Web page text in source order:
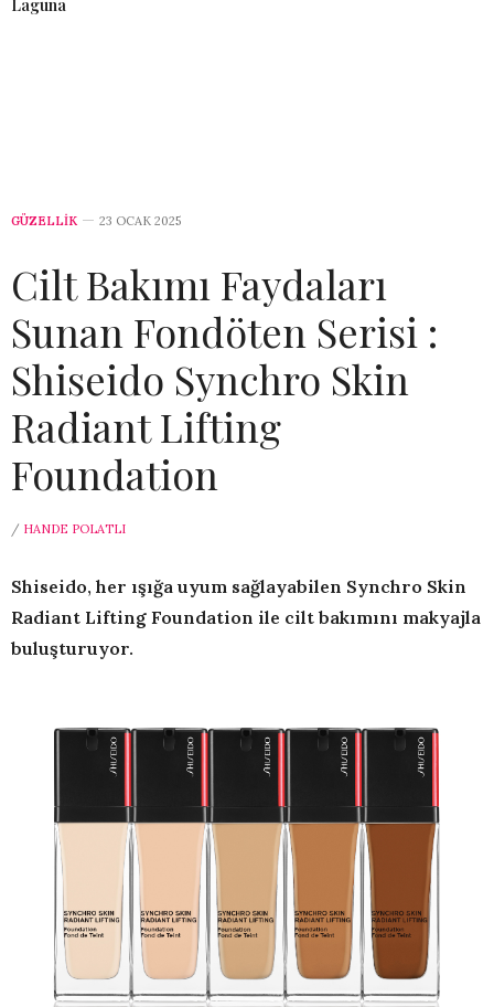
Laguna
GÜZELLİK 23 OCAK 2025
Cilt Bakımı Faydaları
Sunan Fondöten Serisi :
Shiseido Synchro Skin
Radiant Lifting
Foundation
/ HANDE POLATLI
Shiseido, her ışığa uyum sağlayabilen Synchro Skin
Radiant Lifting Foundation ile cilt bakımını makyajla
buluşturuyor.